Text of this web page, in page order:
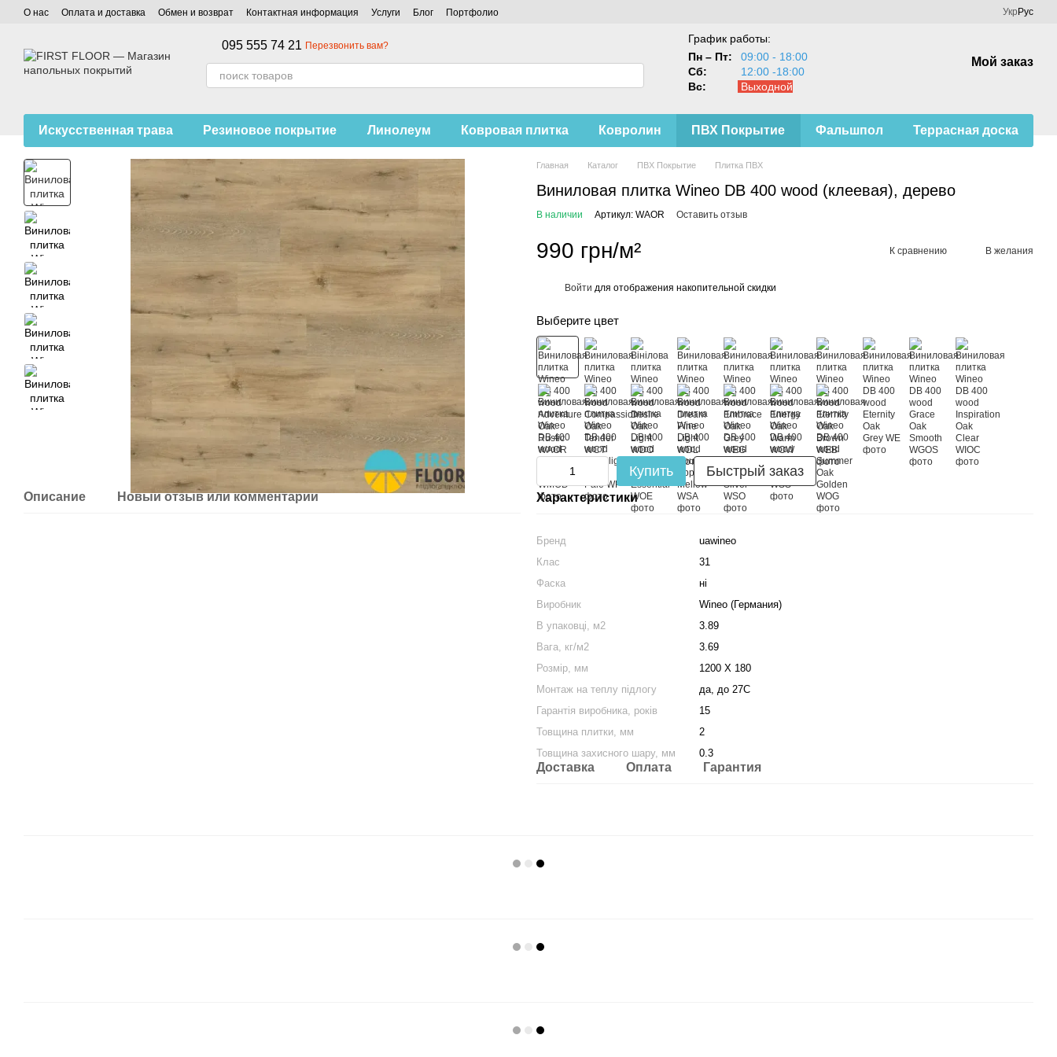
Перейти к основному контенту
О нас Оплата и доставка Обмен и возврат Контактная информация Услуги Блог Портфолио Укр Рус
095 555 74 21 Перезвонить вам?
График работы:
Пн – Пт:
09:00 - 18:00
Сб:
12:00 -18:00
Вс:
Выходной
Мой заказ
Искусственная трава Резиновое покрытие Линолеум Ковровая плитка Ковролин ПВХ Покрытие Фальшпол Террасная доска
Описание Новый отзыв или комментарий
Главная Каталог ПВХ Покрытие Плитка ПВХ
Виниловая плитка Wineo DB 400 wood (клеевая), дерево
В наличии Артикул: WAOR Оставить отзыв
990 грн/м² К сравнению В желания
Войти для отображения накопительной скидки
Выберите цвет
Купить Быстрый заказ
Характеристики
Бренд
uawineo
Клас
31
Фаска
ні
Виробник
Wineo (Германия)
В упаковці, м2
3.89
Вага, кг/м2
3.69
Розмір, мм
1200 Х 180
Монтаж на теплу підлогу
да, до 27С
Гарантія виробника, років
15
Товщина плитки, мм
2
Товщина захисного шару, мм
0.3
Доставка Оплата Гарантия